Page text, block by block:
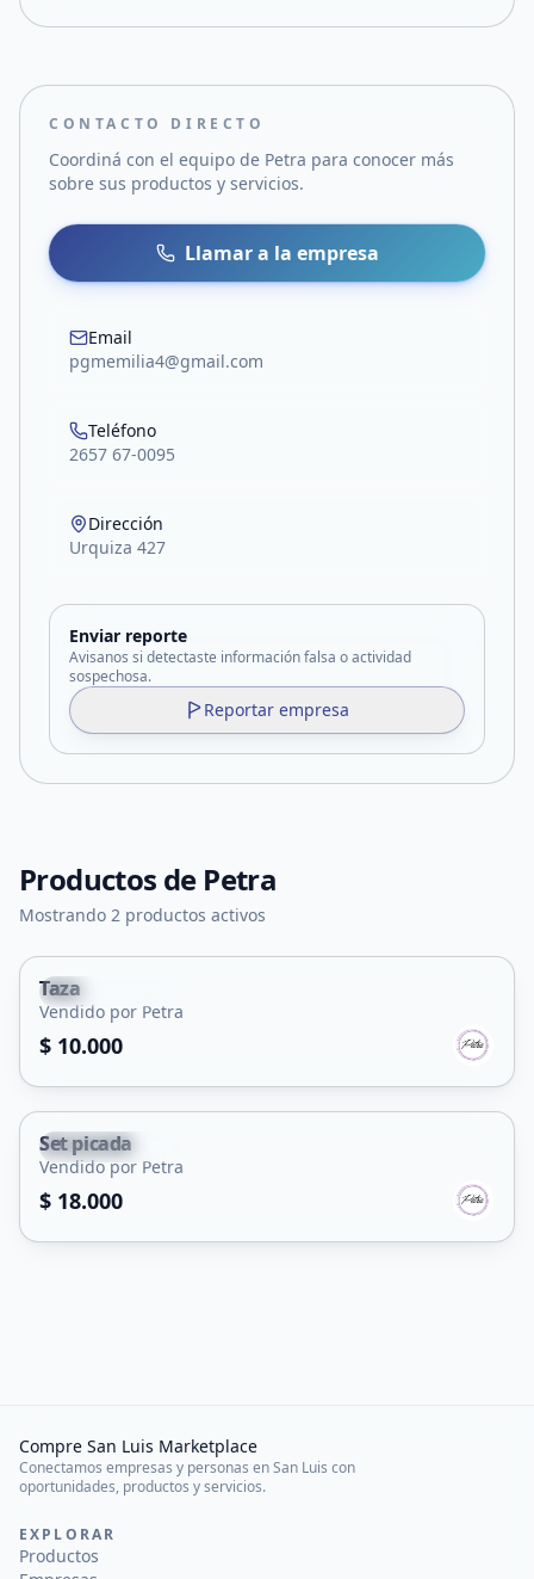
CONTACTO DIRECTO
Coordiná con el equipo de Petra para conocer más
sobre sus productos y servicios.
Llamar a la empresa
Email
pgmemilia4@gmail.com
Teléfono
2657 67-0095
Dirección
Urquiza 427
Enviar reporte
Avisanos si detectaste información falsa o actividad
sospechosa.
Reportar empresa
Productos de Petra
Mostrando 2 productos activos
Villa Mercedes
Taza
Vendido por Petra
$ 10.000
Villa Mercedes
Set picada
Vendido por Petra
$ 18.000
Compre San Luis Marketplace
Conectamos empresas y personas en San Luis con
oportunidades, productos y servicios.
EXPLORAR
Productos